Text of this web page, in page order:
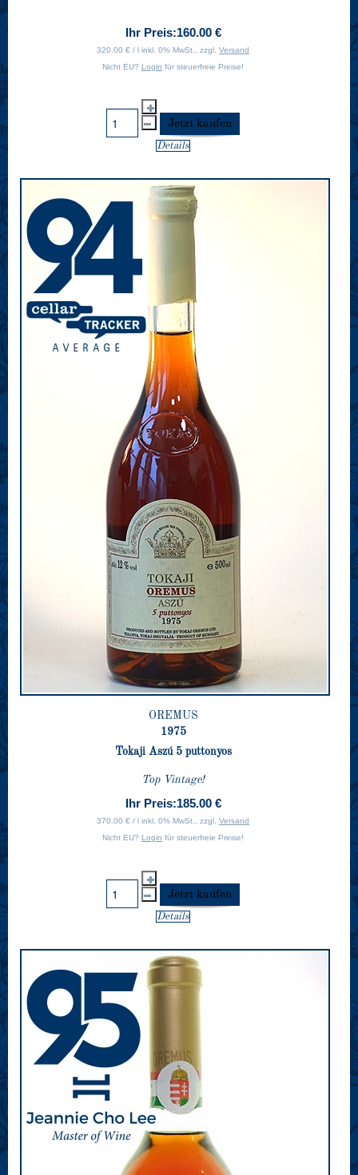
Ihr Preis:160.00 €
320.00 € / l inkl. 0% MwSt., zzgl. Versand
Nicht EU? Login für steuerfreie Preise!
Details
OREMUS
1975
Tokaji Aszú 5 puttonyos
Top Vintage!
Ihr Preis:185.00 €
370.00 € / l inkl. 0% MwSt., zzgl. Versand
Nicht EU? Login für steuerfreie Preise!
Details